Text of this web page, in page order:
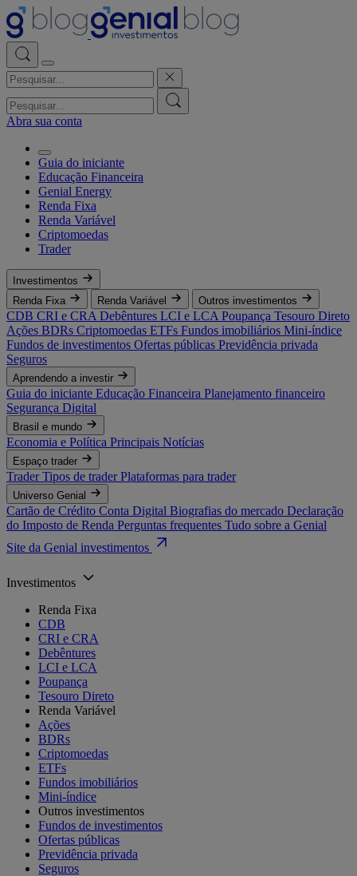
Abra sua conta
Guia do iniciante
Educação Financeira
Genial Energy
Renda Fixa
Renda Variável
Criptomoedas
Trader
Investimentos
Renda Fixa
Renda Variável Outros investimentos
CDB CRI e CRA Debêntures LCI e LCA Poupança Tesouro Direto
Ações BDRs Criptomoedas ETFs Fundos imobiliários Mini-índice
Fundos de investimentos Ofertas públicas Previdência privada
Seguros
Aprendendo a investir
Guia do iniciante Educação Financeira Planejamento financeiro
Segurança Digital
Brasil e mundo
Economia e Política Principais Notícias
Espaço trader
TraderTipos de traderPlataformas para trader
Universo Genial
Cartão de Crédito Conta Digital Biografias do mercado Declaração
do Imposto de Renda Perguntas frequentes Tudo sobre a Genial
Site da Genial investimentos
Investimentos
Renda Fixa
CDB
CRI e CRA
Debêntures
LCI e LCA
Poupança
Tesouro Direto
Renda Variável
Ações
BDRs
Criptomoedas
ETFs
Fundos imobiliários
Mini-índice
Outros investimentos
Fundos de investimentos
Ofertas públicas
Previdência privada
Seguros